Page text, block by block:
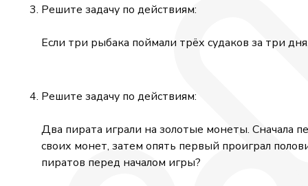
Решите задачу по действиям:
Если три рыбака поймали трёх судаков за три
Решите задачу по действиям:
Два пирата играли на золотые монеты. Сначала
своих монет, затем опять первый проиграл
пиратов перед началом игры?